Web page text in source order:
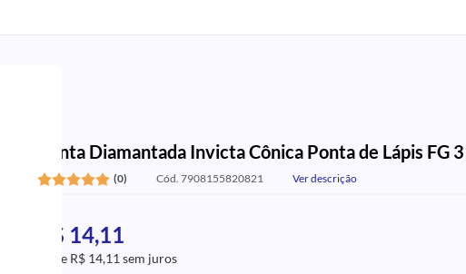
Ponta Diamantada Invicta Cônica Ponta de Lápis FG
(0) Cód. 7908155820821 Ver descrição
R$ 14,11
1x de R$ 14,11 sem juros